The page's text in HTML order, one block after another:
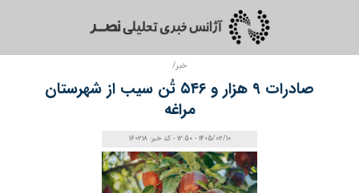
خبر/
صادرات ۹ هزار و ۵۴۶ تُن سیب از شهرستان
مراغه
1405/02/10 - 12:50 - کد خبر: 160218